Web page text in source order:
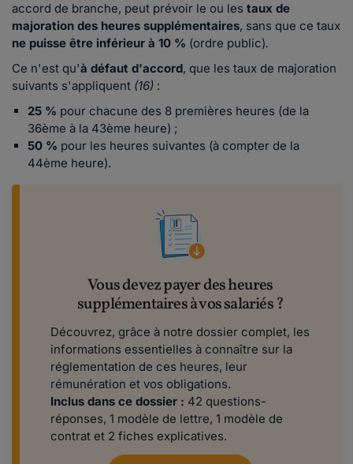
accord de branche, peut prévoir le ou les taux de
majoration des heures supplémentaires, sans que ce taux
ne puisse être inférieur à 10 % (ordre public).
Ce n'est qu'à défaut d'accord, que les taux de majoration
suivants s'appliquent (16) :
25 % pour chacune des 8 premières heures (de la
36ème à la 43ème heure) ;
50 % pour les heures suivantes (à compter de la
44ème heure).
Vous devez payer des heures
supplémentaires à vos salariés ?
Découvrez, grâce à notre dossier complet, les
informations essentielles à connaître sur la
réglementation de ces heures, leur
rémunération et vos obligations.
Inclus dans ce dossier : 42 questions-
réponses, 1 modèle de lettre, 1 modèle de
contrat et 2 fiches explicatives.